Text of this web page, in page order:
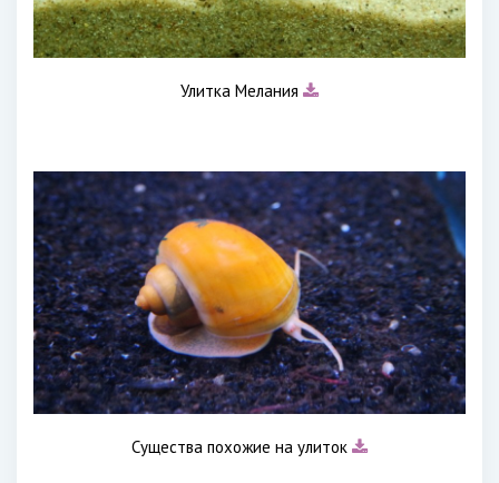
Улитка Мелания
Существа похожие на улиток